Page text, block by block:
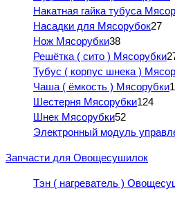
Накатная гайка тубуса
Насадки для Мясорубок27
Нож Мясорубки38
Решётка ( сито ) Мясорубки
Тубус ( корпус шнека )
Чаша ( ёмкость ) Мясорубки1
Шестерня Мясорубки124
Шнек Мясорубки52
Электронный модуль
Запчасти для Овощесушилок
Тэн ( нагреватель )